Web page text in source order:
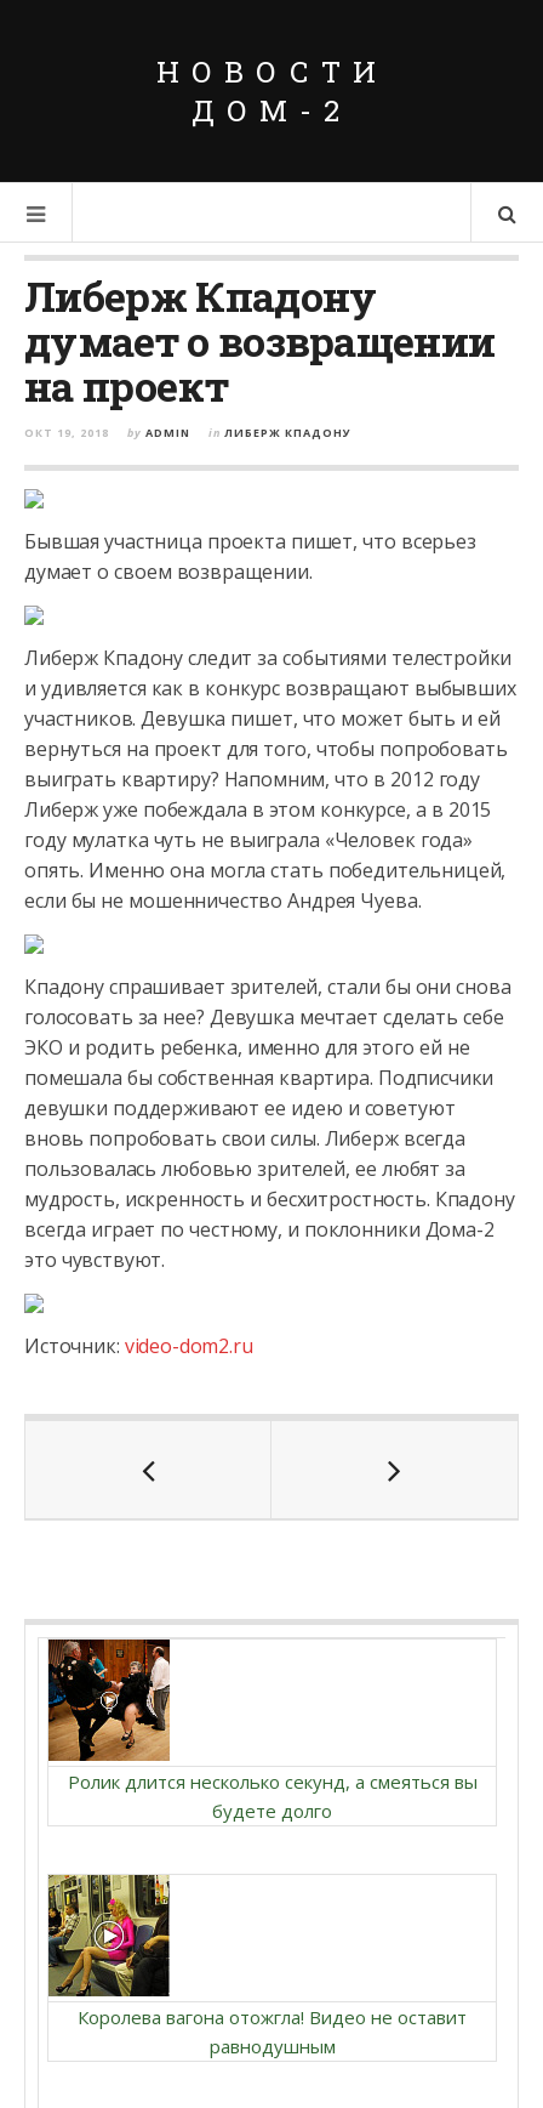
НОВОСТИ
ДОМ-2
Либерж Кпадону
думает о возвращении
на проект
ОКТ 19, 2018 by ADMIN in ЛИБЕРЖ КПАДОНУ
Бывшая участница проекта пишет, что всерьез
думает о своем возвращении.
Либерж Кпадону следит за событиями телестройки
и удивляется как в конкурс возвращают выбывших
участников. Девушка пишет, что может быть и ей
вернуться на проект для того, чтобы попробовать
выиграть квартиру? Напомним, что в 2012 году
Либерж уже побеждала в этом конкурсе, а в 2015
году мулатка чуть не выиграла «Человек года»
опять. Именно она могла стать победительницей,
если бы не мошенничество Андрея Чуева.
Кпадону спрашивает зрителей, стали бы они снова
голосовать за нее? Девушка мечтает сделать себе
ЭКО и родить ребенка, именно для этого ей не
помешала бы собственная квартира. Подписчики
девушки поддерживают ее идею и советуют
вновь попробовать свои силы. Либерж всегда
пользовалась любовью зрителей, ее любят за
мудрость, искренность и бесхитростность. Кпадону
всегда играет по честному, и поклонники Дома-2
это чувствуют.
Источник: video-dom2.ru
Ролик длится несколько секунд, а смеяться вы
будете долго
Королева вагона отожгла! Видео не оставит
равнодушным